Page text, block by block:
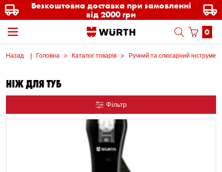
Безкоштовна доставка при замовленні
від 2000 грн
0
Назад Головна Каталог товарів Ручний та слюсарний інструмент
НІЖ ДЛЯ ТУБ
Фільтр